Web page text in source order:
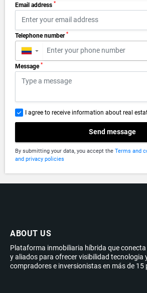
Email address *
Telephone number *
▼
Message *
I agree to receive information about real
Send message
By submitting your data, you accept the Terms and
and privacy policies
ABOUT US
Plataforma inmobiliaria híbrida que
y aliados para ofrecer visibilidad tecnologia
compradores e inversionistas en más de 15